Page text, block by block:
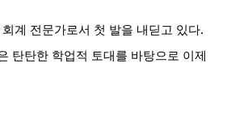
회계 전문가로서 첫 발을 내딛고 있다.
탄탄한 학업적 토대를 바탕으로 이제